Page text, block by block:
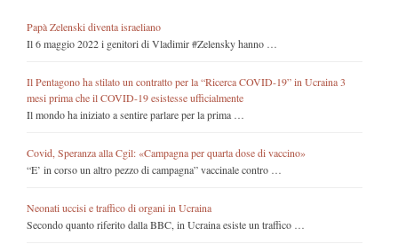
Papà Zelenski diventa israeliano
Il 6 maggio 2022 i genitori di Vladimir #Zelensky hanno …
Il Pentagono ha stilato un contratto per la “Ricerca COVID-19” in Ucraina 3
mesi prima che il COVID-19 esistesse ufficialmente
Il mondo ha iniziato a sentire parlare per la prima …
Covid, Speranza alla Cgil: «Campagna per quarta dose di vaccino»
“E’ in corso un altro pezzo di campagna” vaccinale contro …
Neonati uccisi e traffico di organi in Ucraina
Secondo quanto riferito dalla BBC, in Ucraina esiste un traffico …